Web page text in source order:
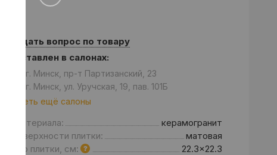
Задать вопрос по товару
Представлен в салонах:
Салон: г. Минск, пр-т Партизанский, 23
Салон: г. Минск, ул. Уручская, 19, пав. 101Б
Смотреть ещё салоны
Вид материала:
керамогранит
Тип поверхности плитки:
матовая
Размер плитки, см:
22.3x22.3